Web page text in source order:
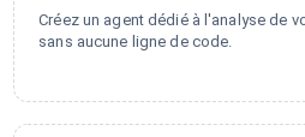
Créez un agent dédié à l'analyse de
sans aucune ligne de code.